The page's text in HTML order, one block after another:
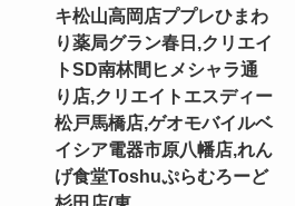
キ松山高岡店ププレひまわ
り薬局グラン春日,クリエイ
トSD南林間ヒメシャラ通
り店,クリエイトエスディー
松戸馬橋店,ゲオモバイルベ
イシア電器市原八幡店,れん
げ食堂Toshuぷらむろーど